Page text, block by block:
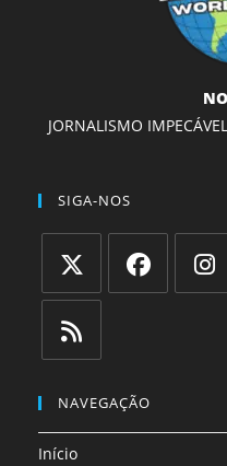
JORNALISMO
SIGA-NOS
Abre
em
uma
aba
aba
em
nova
NAVEGAÇÃO
Início